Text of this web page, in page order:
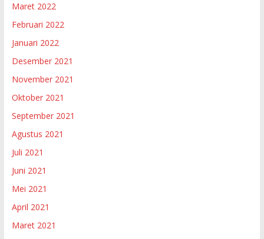
Maret 2022
Februari 2022
Januari 2022
Desember 2021
November 2021
Oktober 2021
September 2021
Agustus 2021
Juli 2021
Juni 2021
Mei 2021
April 2021
Maret 2021